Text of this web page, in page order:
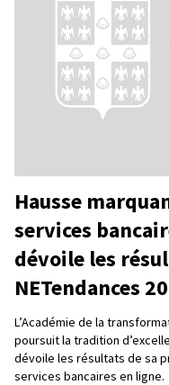
Hausse
services
dévoile les
NETendances
L’Académie de la
poursuit la tradition
dévoile les résultats de sa
services bancaires en ligne.